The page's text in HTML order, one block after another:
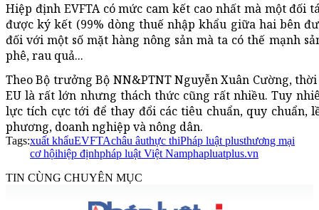
Hiệp định EVFTA có mức cam kết cao nhất mà một đối
được ký kết (99% dòng thuế nhập khẩu giữa hai bên
đối với một số mặt hàng nông sản mà ta có thế mạnh
phê, rau quả...
Theo Bộ trưởng Bộ NN&PTNT Nguyễn Xuân Cường,
EU là rất lớn nhưng thách thức cũng rất nhiều. Tuy
lực tích cực tới để thay đổi các tiêu chuẩn, quy chuẩn,
phương, doanh nghiệp và nông dân.
Tags:xuất khẩuEVFTAchâu âuthực thiPháp luật plusthương mại
cơ hộihiệp địnhpháp luật Việt Namphapluatplus.vn
TIN CÙNG CHUYÊN MỤC